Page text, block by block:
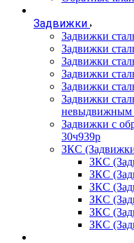
Задвижки
Задвижки
Задвижки
Задвижки
Задвижки
Задвижки
Задвижки
невыдвижным
Задвижки с
30ч939р
ЗКС
ЗКС
ЗКС
ЗКС
ЗКС
ЗКС
ЗКС